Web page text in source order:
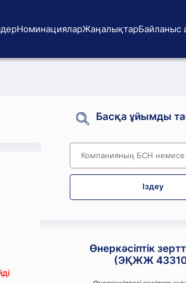
НоминацияларЖаңалықтарБайланыс
Басқа ұйымды
Іздеу
Өнеркәсіптік
(ЭҚЖЖ